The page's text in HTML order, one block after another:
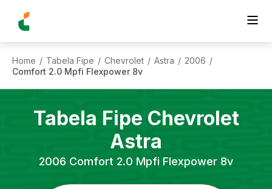
Home / Tabela Fipe / Chevrolet / Astra / 2006 /
Comfort 2.0 Mpfi Flexpower 8v
Tabela Fipe Chevrolet
Astra
2006 Comfort 2.0 Mpfi Flexpower 8v